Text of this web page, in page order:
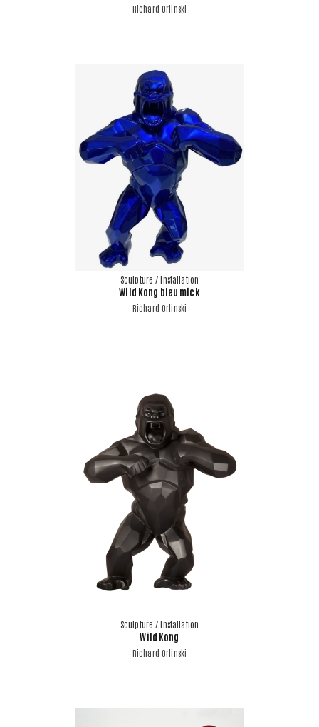
Richard Orlinski
Sculpture / Installation
Wild Kong bleu mick
Richard Orlinski
Sculpture / Installation
Wild Kong
Richard Orlinski